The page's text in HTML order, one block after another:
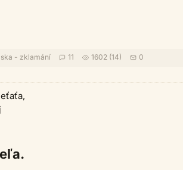
- zklamání 11 1602 (14) 0